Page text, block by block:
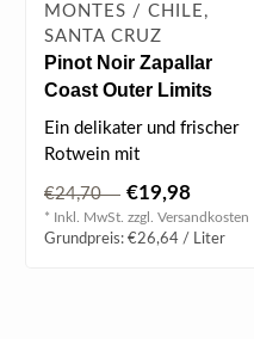
MONTES / CHILE,
SANTA CRUZ
Pinot Noir Zapallar
Coast Outer Limits
2017 0.75 l
Ein delikater und frischer
Rotwein mit
seidigen Tanni..
€24,70 €19,98
* Inkl. MwSt. zzgl. Versandkosten
Grundpreis: €26,64 / Liter